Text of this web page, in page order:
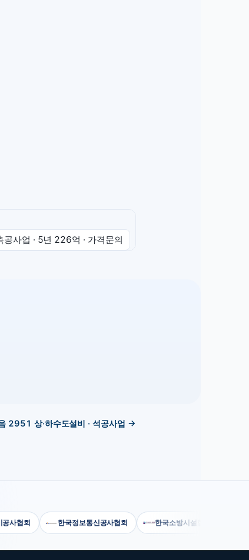
공사업 · 5년 226억 · 가격문의
2951 상·하수도설비 · 석공사업 →
협회 한국정보통신공사협회 한국소방시설협회